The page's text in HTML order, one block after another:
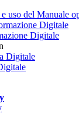
uso del Manuale
Digitale